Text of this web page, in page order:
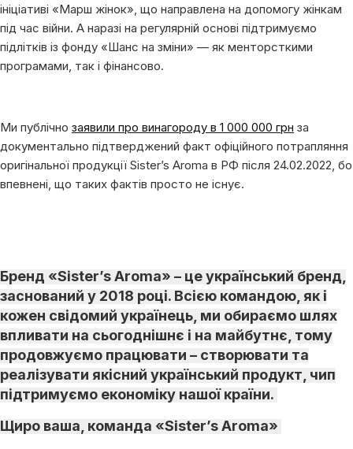
ініціативі «Марш жінок», що направлена на допомогу жінкам
під час війни. А наразі на регулярній основі підтримуємо
підлітків із фонду «Шанс на зміни» — як менторсткими
програмами, так і фінансово.
Ми публічно заявили про винагороду в 1 000 000 грн за
документально підтверджений факт офіційного потрапляння
оригінальної продукції Sister’s Aroma в РФ після 24.02.2022, бо
впевнені, що таких фактів просто не існує.
Бренд «Sister’s Aroma» – це український бренд,
заснований у 2018 році. Всією командою, як і
кожен свідомий українець, ми обираємо шлях
впливати на сьогоднішнє і на майбутнє, тому
продовжуємо працювати – створювати та
реалізувати якісний український продукт, чип
підтримуємо економіку нашої країни.
Щиро ваша, команда «Sister’s Aroma»